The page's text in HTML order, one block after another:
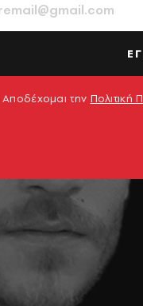
Αποδέχομαι την